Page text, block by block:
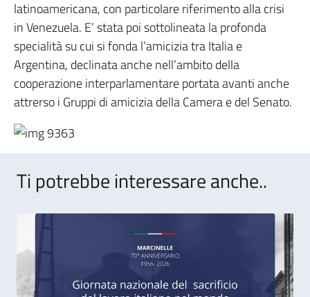
latinoamericana, con particolare riferimento alla crisi
in Venezuela. E’ stata poi sottolineata la profonda
specialità su cui si fonda l’amicizia tra Italia e
Argentina, declinata anche nell’ambito della
cooperazione interparlamentare portata avanti anche
attrerso i Gruppi di amicizia della Camera e del Senato.
Ti potrebbe interessare anche..